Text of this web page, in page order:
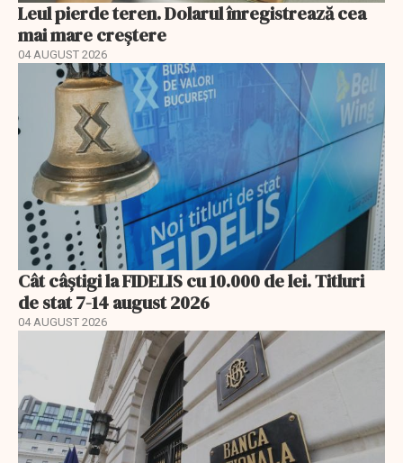
Leul pierde teren. Dolarul înregistrează cea
mai mare creștere
04 AUGUST 2026
Cât câștigi la FIDELIS cu 10.000 de lei. Titluri
de stat 7-14 august 2026
04 AUGUST 2026